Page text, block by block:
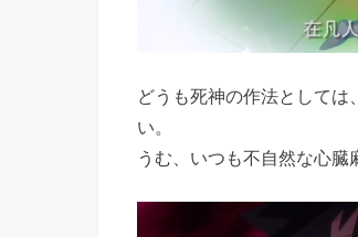
どうも死神の作法として
い。
うむ、いつも不自然な心臓